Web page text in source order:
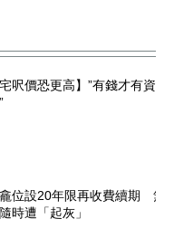
宅呎價恐更高】”有錢才有資
位設20年限再收費續期 無
時遭「起灰」